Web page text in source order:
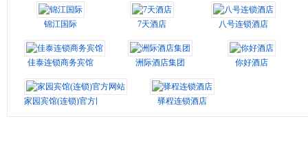
锦江国际 7天酒店 八号连锁酒店
佳泰连锁商务宾馆 洲际酒店集团 你好酒店
家园宾馆(连锁)官方网站 驿程连锁酒店